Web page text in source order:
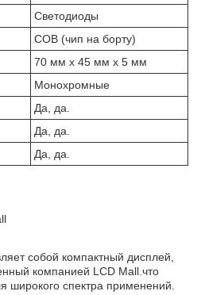
Светодиоды
COB (чип на борту)
70 мм х 45 мм х 5 мм
Монохромные
Да, да.
Да, да.
Да, да.
собой компактный дисплей,
компанией LCD Mall.что
широкого спектра применений.